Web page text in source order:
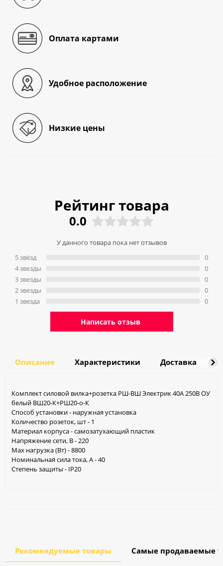
Оплата картами
Удобное расположение
Низкие цены
Рейтинг товара
0.0
У данного товара пока нет отзывов
5 звёзд
4 звeзды
3 звeзды
2 звeзды
1 звeзда
0
0
0
0
0
Написать отзыв
Описание Характеристики Доставка
Комплект силовой вилка+розетка РШ-ВШ Электрик 40А 250В ОУ
белый ВШ20-К+РШ20-о-К
Способ установки - наружная установка
Количество розеток, шт - 1
Материал корпуса - самозатухающий пластик
Напряжение сети, В - 220
Max нагрузка (Вт) - 8800
Номинальная сила тока, А - 40
Степень защиты - IP20
Рекомендуемые товары Самые продаваемые